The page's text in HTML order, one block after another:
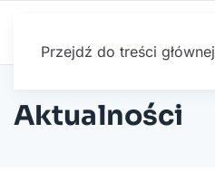
Przejdź do treści głównej
Aktualności